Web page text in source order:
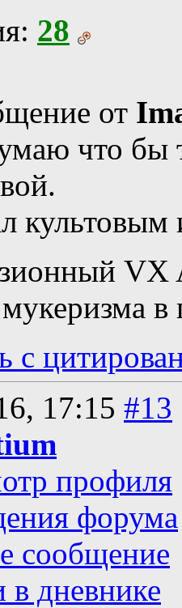
28
от
что бы
культовым
VX
с
17:15 #13
профиля
форума
сообщение
в дневнике